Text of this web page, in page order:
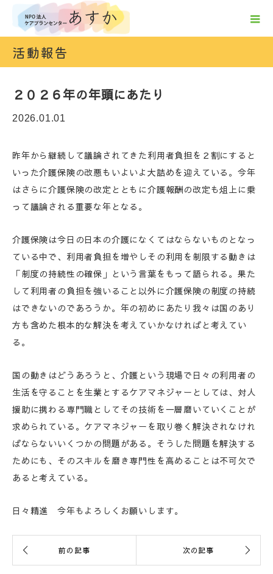
活動報告
２０２６年の年頭にあたり
2026.01.01
昨年から継続して議論されてきた利用者負担を２割にすると
いった介護保険の改悪もいよいよ大詰めを迎えている。今年
はさらに介護保険の改定とともに介護報酬の改定も俎上に乗
って議論される重要な年となる。
介護保険は今日の日本の介護になくてはならないものとなっ
ている中で、利用者負担を増やしその利用を制限する動きは
「制度の持続性の確保」という言葉をもって語られる。果た
して利用者の負担を強いること以外に介護保険の制度の持続
はできないのであろうか。年の初めにあたり我々は国のあり
方も含めた根本的な解決を考えていかなければと考えてい
る。
国の動きはどうあろうと、介護という現場で日々の利用者の
生活を守ることを生業とするケアマネジャーとしては、対人
援助に携わる専門職としてその技術を一層磨いていくことが
求められている。ケアマネジャーを取り巻く解決されなけれ
ばならないいくつかの問題がある。そうした問題を解決する
ためにも、そのスキルを磨き専門性を高めることは不可欠で
あると考えている。
日々精進 今年もよろしくお願いします。